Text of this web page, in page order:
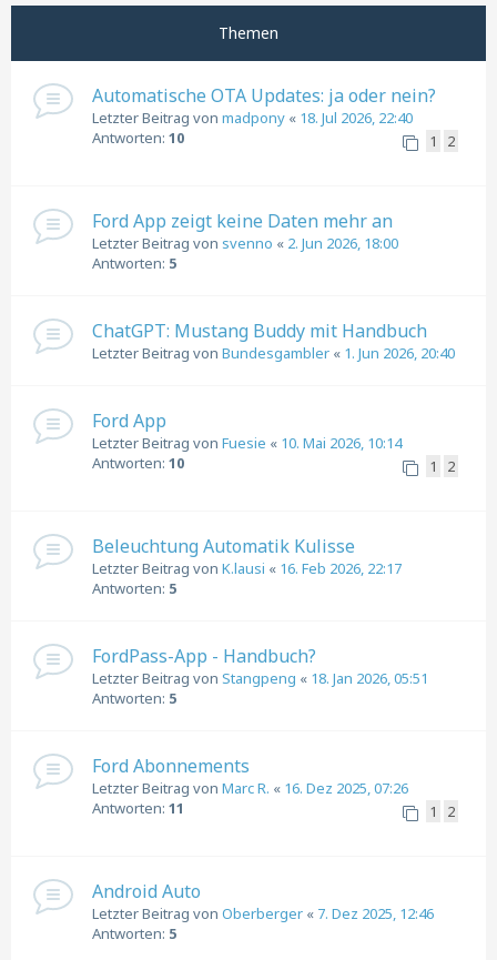
Themen
Automatische OTA Updates: ja oder nein?
Letzter Beitrag von madpony « 18. Jul 2026, 22:40
Antworten: 10 1 2
Ford App zeigt keine Daten mehr an
Letzter Beitrag von svenno « 2. Jun 2026, 18:00
Antworten: 5
ChatGPT: Mustang Buddy mit Handbuch
Letzter Beitrag von Bundesgambler « 1. Jun 2026, 20:40
Ford App
Letzter Beitrag von Fuesie « 10. Mai 2026, 10:14
Antworten: 10 1 2
Beleuchtung Automatik Kulisse
Letzter Beitrag von K.lausi « 16. Feb 2026, 22:17
Antworten: 5
FordPass-App - Handbuch?
Letzter Beitrag von Stangpeng « 18. Jan 2026, 05:51
Antworten: 5
Ford Abonnements
Letzter Beitrag von Marc R. « 16. Dez 2025, 07:26
Antworten: 11 1 2
Android Auto
Letzter Beitrag von Oberberger « 7. Dez 2025, 12:46
Antworten: 5